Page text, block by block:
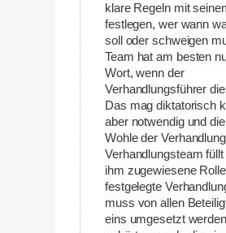
klare Regeln mit
festlegen, wer wann
soll oder schweigen
Team hat am besten
Wort, wenn der
Verhandlungsführer
Das mag diktatorisch
aber notwendig und
Wohle der
Verhandlungsteam
ihm zugewiesene
festgelegte
muss von allen
eins umgesetzt